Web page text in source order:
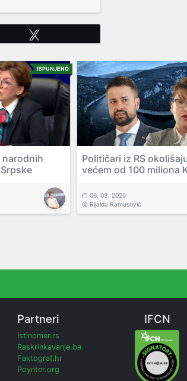
ISPUNJENO
narodnih
Političari iz RS
većem od 100 miliona
06. 03. 2025
Rijalda Ramusović
Partneri
Istinomer.rs
Raskrinkavanje.ba
Faktograf.hr
Poynter.org
IFCN